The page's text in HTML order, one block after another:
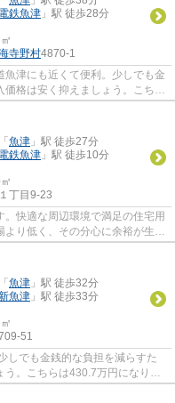
電鉄魚津 」駅 徒歩28分
寺野村4870-1
津にも近くて便利。少しでも金
格は安く抑えましょう。こちら
㎡...
「 魚津 」駅 徒歩27分
電鉄魚津 」駅 徒歩10分
１丁目9-23
快適な周辺環境で満足の住宅用
り低く、その分心に余裕が生ま
㎡(...
「 魚津 」駅 徒歩32分
魚津 」駅 徒歩33分
51
しでも金銭的な負担を減らすた
。こちらは430.7万円になりま
、ニー...